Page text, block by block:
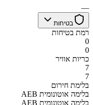
—
בטיחות
רמת בטיחות
0
0
כריות אוויר
7
7
בלימת חירום
AEB בלימה אוטונומית
AEB בלימה אוטונומית